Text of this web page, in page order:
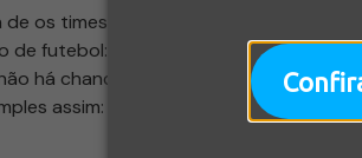
os times de marketing e de vendas
de futebol: se o marketing é o meio de
há chance de gol. E se um pênalti é
assim: é um desperdício cultivar a